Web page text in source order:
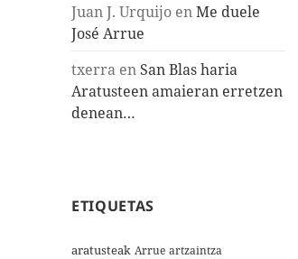
Juan J. Urquijo enMe duele
José Arrue
txerra en San Blas haria
Aratusteen amaieran erretzen
denean…
ETIQUETAS
aratusteak Arrue artzaintza